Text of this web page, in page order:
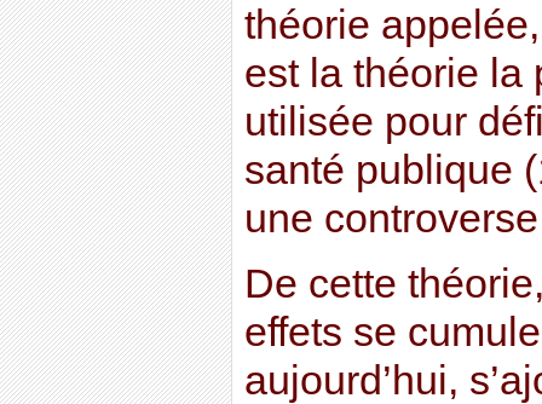
théorie
est la théorie la
utilisée pour
santé publique
une
De cette
effets se
aujourd’hui,